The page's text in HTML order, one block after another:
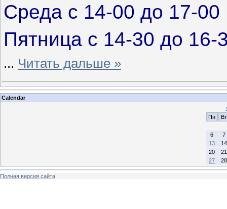
Среда с 14-00 до 17-00
Пятница с 14-30 до 16-
... Читать дальше »
Calendar
Пн
Вт
6
7
13
14
20
21
27
28
Полная версия сайта